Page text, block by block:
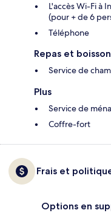
L'accès Wi-Fi à
(pour + de 6
Téléphone
Repas et
Service de
Plus
Service de
Coffre-fort
Frais et
Options en